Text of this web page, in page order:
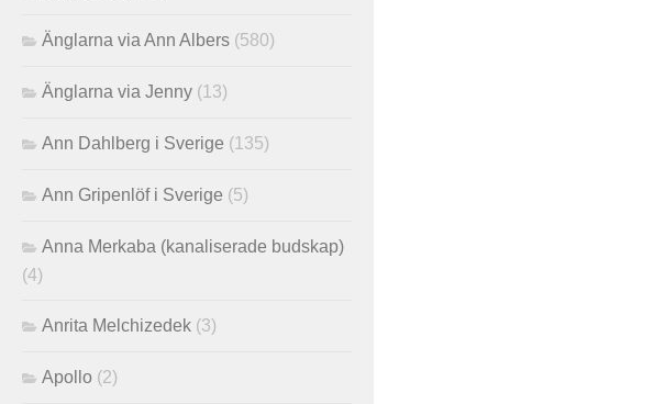
Änglarna via Ann Albers (580)
Änglarna via Jenny (13)
Ann Dahlberg i Sverige (135)
Ann Gripenlöf i Sverige (5)
Anna Merkaba (kanaliserade budskap)
(4)
Anrita Melchizedek (3)
Apollo (2)